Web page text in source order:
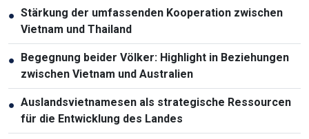
● Stärkung der umfassenden Kooperation zwischen
Vietnam und Thailand
● Begegnung beider Völker: Highlight in Beziehungen
zwischen Vietnam und Australien
● Auslandsvietnamesen als strategische Ressourcen
für die Entwicklung des Landes